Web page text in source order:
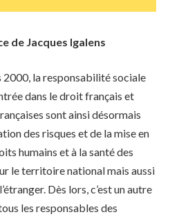
de Jacques Igalens
2000, la responsabilité sociale
dans le droit français et
sont ainsi désormais
des risques et de la mise en
humains et à la santé des
le territoire national mais aussi
Dès lors, c’est un autre
les responsables des